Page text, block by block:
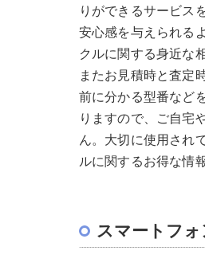
りができるサービス
安心感を与えられる
クルに関する身近な
またお見積時と査定
前に分かる型番など
りますので、ご自宅
ん。大切に使用され
ルに関するお得な情
スマートフ